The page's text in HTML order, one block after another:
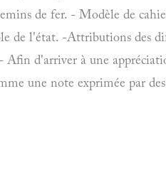
de fer. - Modèle de
de l'état. -Attributions des
d'arriver à une
une note exprimée par